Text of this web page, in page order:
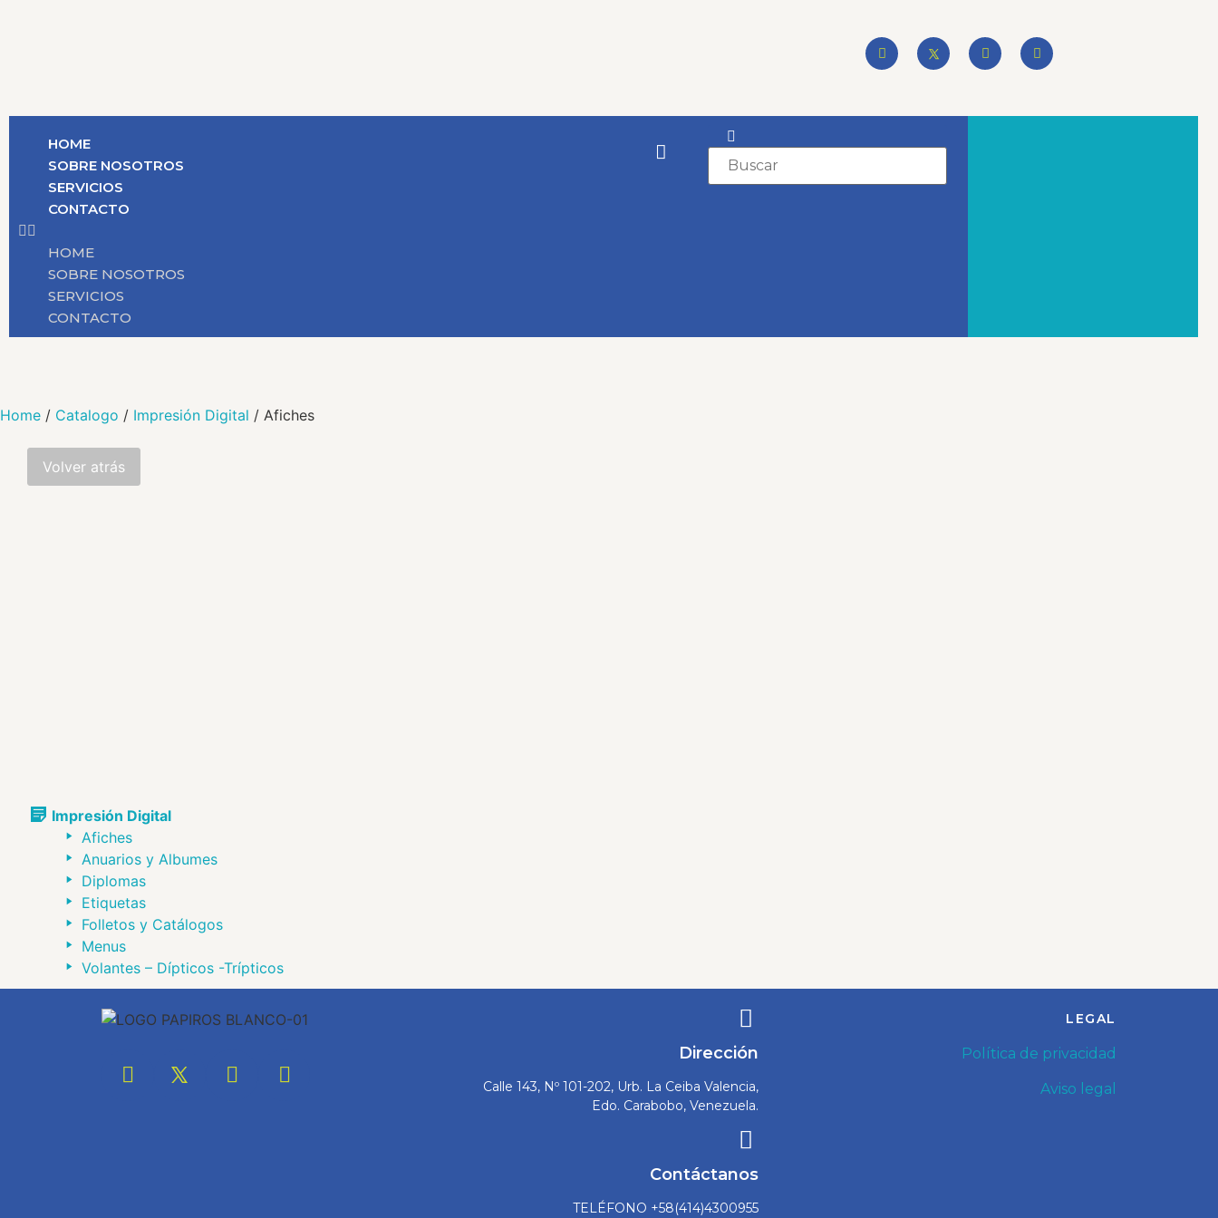
HOME
SOBRE NOSOTROS
SERVICIOS
CONTACTO
HOME
SOBRE NOSOTROS
SERVICIOS
CONTACTO
Home / Catalogo / Impresión Digital / Afiches
Impresión Digital
Afiches
Anuarios y Albumes
Diplomas
Etiquetas
Folletos y Catálogos
Menus
Volantes – Dípticos -Trípticos
Dirección
Calle 143, Nº 101-202, Urb. La Ceiba Valencia,
Edo. Carabobo, Venezuela.
Contáctanos
TELÉFONO +58(414)4300955
LEGAL
Política de privacidad
Aviso legal